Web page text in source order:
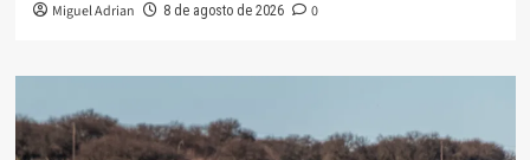
Miguel Adrian 8 de agosto de 2026 0